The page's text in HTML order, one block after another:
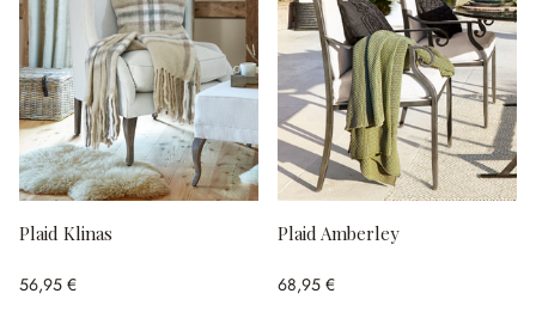
Plaid Klinas
56,95 €
Plaid Amberley
68,95 €